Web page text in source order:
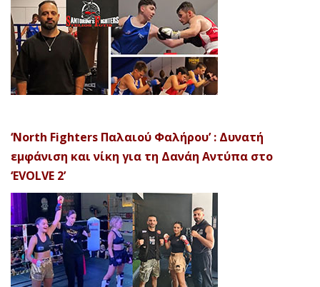
‘North Fighters Παλαιού Φαλήρου’ : Δυνατή
εμφάνιση και νίκη για τη Δανάη Αντύπα στο
‘EVOLVE 2’